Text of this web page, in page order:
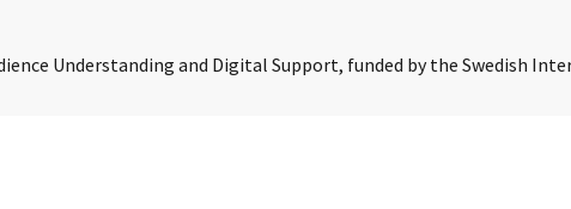
Understanding and Digital Support, funded by the Swedish